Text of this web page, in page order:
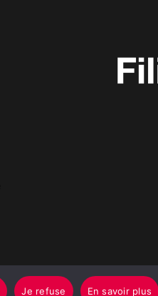
Je refuse En savoir plus